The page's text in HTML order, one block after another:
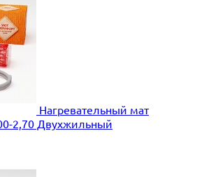
Нагревательный мат
2,70 Двухжильный